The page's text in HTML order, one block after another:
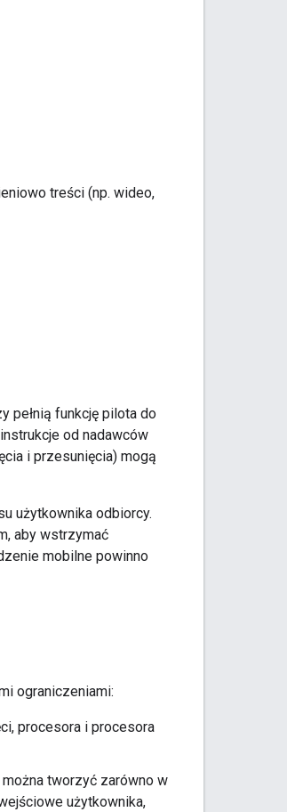
treści (np. wideo,
pełnią funkcję pilota do
od nadawców
i przesunięcia) mogą
użytkownika odbiorcy.
aby wstrzymać
mobilne powinno
ograniczeniami:
procesora i procesora
można tworzyć zarówno w
użytkownika,